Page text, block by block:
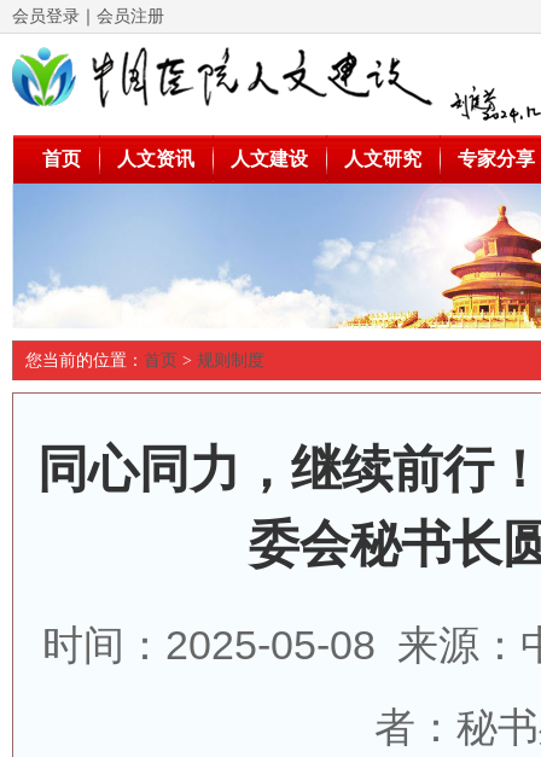
会员登录 ｜ 会员注册
首页 人文资讯 人文建设 人文研究 专家分享
您当前的位置： 首页 > 规则制度
同心同力，继续前行
委会秘书长
时间：2025-05-08 来源：
者：秘